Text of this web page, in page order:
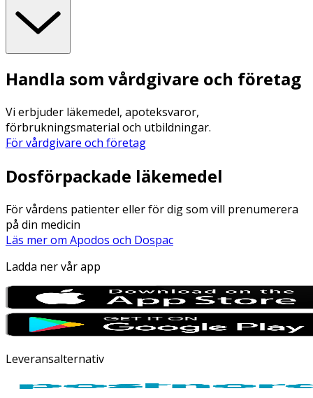
Handla som vårdgivare och företag
Vi erbjuder läkemedel, apoteksvaror,
förbrukningsmaterial och utbildningar.
För vårdgivare och företag
Dosförpackade läkemedel
För vårdens patienter eller för dig som vill prenumerera
på din medicin
Läs mer om Apodos och Dospac
Ladda ner vår app
Leveransalternativ